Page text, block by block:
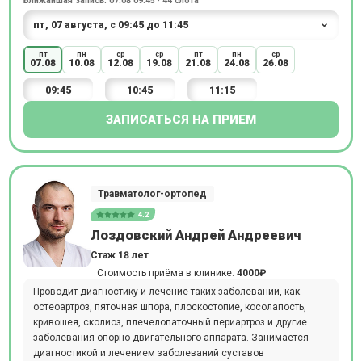
пт
07.08
пн
10.08
ср
12.08
ср
19.08
пт
21.08
пн
24.08
ср
26.08
09:45 10:45 11:15
ЗАПИСАТЬСЯ НА ПРИЕМ
Травматолог-ортопед
4.2
Лоздовский Андрей Андреевич
Стаж 18 лет
Стоимость приёма в клинике: 4000₽
Проводит диагностику и лечение таких заболеваний, как
остеоартроз, пяточная шпора, плоскостопие, косолапость,
кривошея, сколиоз, плечелопаточный периартроз и другие
заболевания опорно-двигательного аппарата. Занимается
диагностикой и лечением заболеваний суставов